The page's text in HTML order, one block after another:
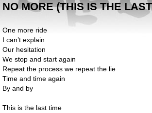
NO MORE (THIS IS THE
One more ride
I can’t explain
Our hesitation
We stop and start again
Repeat the process we repeat the lie
Time and time again
By and by
This is the last time